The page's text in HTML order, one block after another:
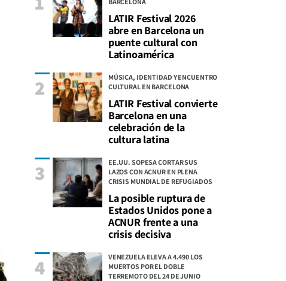
LATIR Festival 2026
abre en Barcelona un
puente cultural con
Latinoamérica
MÚSICA, IDENTIDAD Y ENCUENTRO
CULTURAL EN BARCELONA
LATIR Festival convierte
Barcelona en una
celebración de la
cultura latina
2
EE.UU. SOPESA CORTAR SUS
LAZOS CON ACNUR EN PLENA
CRISIS MUNDIAL DE REFUGIADOS
La posible ruptura de
Estados Unidos pone a
ACNUR frente a una
crisis decisiva
3
VENEZUELA ELEVA A 4.490 LOS
MUERTOS POR EL DOBLE
TERREMOTO DEL 24 DE JUNIO
4